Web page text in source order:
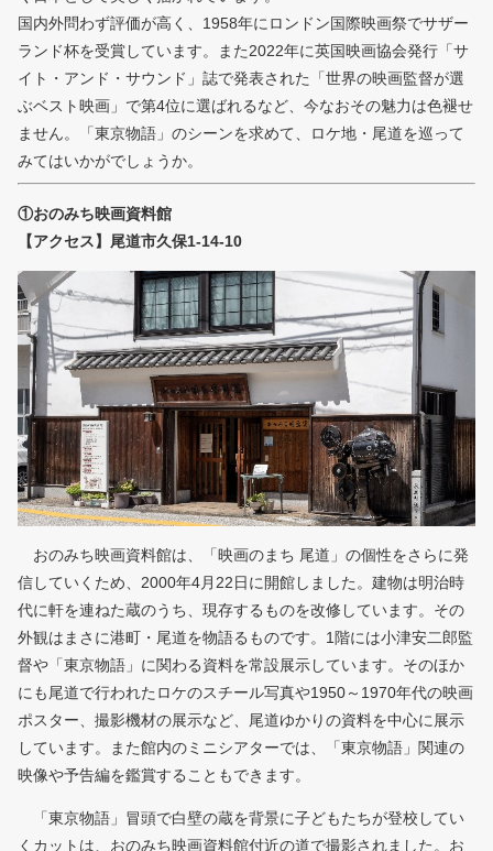
国内外問わず評価が高く、1958年にロンドン国際映画祭でサザー
ランド杯を受賞しています。また2022年に英国映画協会発行「サ
イト・アンド・サウンド」誌で発表された「世界の映画監督が選
ぶベスト映画」で第4位に選ばれるなど、今なおその魅力は色褪せ
ません。「東京物語」のシーンを求めて、ロケ地・尾道を巡って
みてはいかがでしょうか。
①おのみち映画資料館
【アクセス】尾道市久保1-14-10
おのみち映画資料館は、「映画のまち 尾道」の個性をさらに発
信していくため、2000年4月22日に開館しました。建物は明治時
代に軒を連ねた蔵のうち、現存するものを改修しています。その
外観はまさに港町・尾道を物語るものです。1階には小津安二郎監
督や「東京物語」に関わる資料を常設展示しています。そのほか
にも尾道で行われたロケのスチール写真や1950～1970年代の映画
ポスター、撮影機材の展示など、尾道ゆかりの資料を中心に展示
しています。また館内のミニシアターでは、「東京物語」関連の
映像や予告編を鑑賞することもできます。
「東京物語」冒頭で白壁の蔵を背景に子どもたちが登校してい
くカットは、おのみち映画資料館付近の道で撮影されました。お